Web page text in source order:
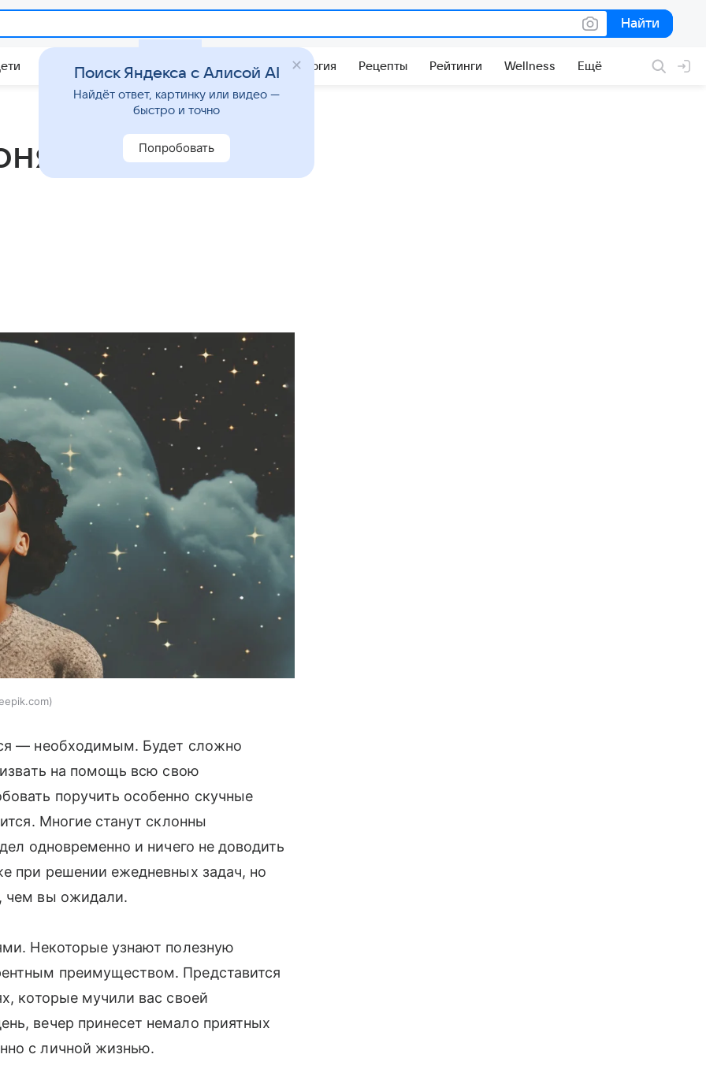
Найти
Найти
Гороскопы Стиль жизни Психология Рецепты Рейтинги Wellness Ещё
2025
— необходимым. Будет сложно
на помощь всю свою
поручить особенно скучные
Многие станут склонны
одновременно и ничего не доводить
при решении ежедневных задач, но
чем вы ожидали.
Некоторые узнают полезную
преимуществом. Представится
которые мучили вас своей
вечер принесет немало приятных
с личной жизнью.
Поиск Яндекса с Алисой AI
Найдёт ответ, картинку или видео —
быстро и точно
Попробовать